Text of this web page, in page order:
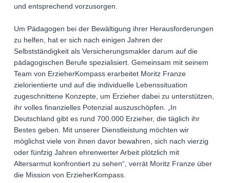
und entsprechend vorzusorgen.
Um Pädagogen bei der Bewältigung ihrer Herausforderungen
zu helfen, hat er sich nach einigen Jahren der
Selbstständigkeit als Versicherungsmakler darum auf die
pädagogischen Berufe spezialisiert. Gemeinsam mit seinem
Team von ErzieherKompass erarbeitet Moritz Franze
zielorientierte und auf die individuelle Lebenssituation
zugeschnittene Konzepte, um Erzieher dabei zu unterstützen,
ihr volles finanzielles Potenzial auszuschöpfen. „In
Deutschland gibt es rund 700.000 Erzieher, die täglich ihr
Bestes geben. Mit unserer Dienstleistung möchten wir
möglichst viele von ihnen davor bewahren, sich nach vierzig
oder fünfzig Jahren ehrenwerter Arbeit plötzlich mit
Altersarmut konfrontiert zu sehen“, verrät Moritz Franze über
die Mission von ErzieherKompass.